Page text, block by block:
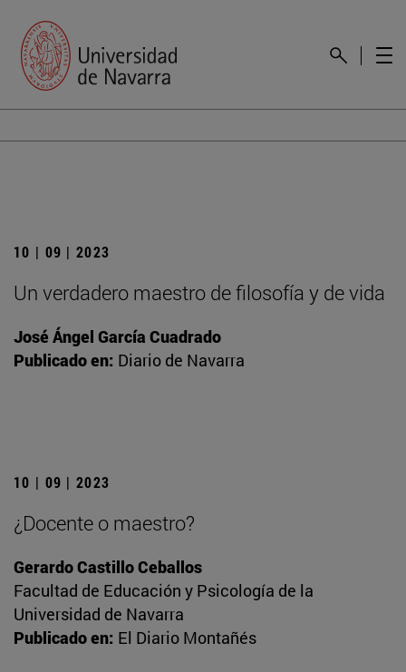
10 | 09 | 2023
Un verdadero maestro de filosofía y de vida
José Ángel García Cuadrado
Publicado en: Diario de Navarra
10 | 09 | 2023
¿Docente o maestro?
Gerardo Castillo Ceballos
Facultad de Educación y Psicología de la
Universidad de Navarra
Publicado en: El Diario Montañés